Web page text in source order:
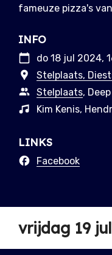
fameuze pizza's van
INFO
do 18 jul 2024,
Stelplaats,
Stelplaats,
Kim Kenis,
LINKS
Facebook
vrijdag 19